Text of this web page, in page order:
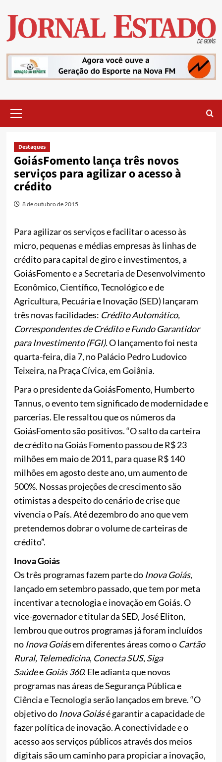
content
Menu
Destaques
GoiásFomento lança três novos
serviços para agilizar o acesso à
crédito
8 de outubro de 2015
Para agilizar os serviços e facilitar o acesso às
micro, pequenas e médias empresas às linhas de
crédito para capital de giro e investimentos, a
GoiásFomento e a Secretaria de Desenvolvimento
Econômico, Científico, Tecnológico e de
Agricultura, Pecuária e Inovação (SED) lançaram
três novas facilidades: Crédito Automático,
Correspondentes de Crédito e Fundo Garantidor
para Investimento (FGI).O lançamento foi nesta
quarta-feira, dia 7, no Palácio Pedro Ludovico
Teixeira, na Praça Cívica, em Goiânia.
Para o presidente da GoiásFomento, Humberto
Tannus, o evento tem significado de modernidade e
parcerias. Ele ressaltou que os números da
GoiásFomento são positivos. “O salto da carteira
de crédito na Goiás Fomento passou de R$ 23
milhões em maio de 2011, para quase R$ 140
milhões em agosto deste ano, um aumento de
500%. Nossas projeções de crescimento são
otimistas a despeito do cenário de crise que
vivencia o País. Até dezembro do ano que vem
pretendemos dobrar o volume de carteiras de
crédito”.
Inova Goiás
Os três programas fazem parte do Inova Goiás,
lançado em setembro passado, que tem por meta
incentivar a tecnologia e inovação em Goiás. O
vice-governador e titular da SED, José Eliton,
lembrou que outros programas já foram incluídos
no Inova Goiásem diferentes áreas como o Cartão
Rural, Telemedicina, Conecta SUS, Siga
SaúdeeGoiás 360. Ele adianta que novos
programas nas áreas de Segurança Pública e
Ciência e Tecnologia serão lançados em breve. “O
objetivo do Inova Goiásé garantir a capacidade de
fazer política de inovação. A conectividade e o
acesso aos serviços públicos através dos meios
digitais são um caminho para propiciar a inovação,